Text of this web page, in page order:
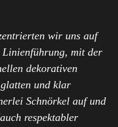
wir uns auf
Linienführung, mit der
dekorativen
und klar
Schnörkel auf und
respektabler